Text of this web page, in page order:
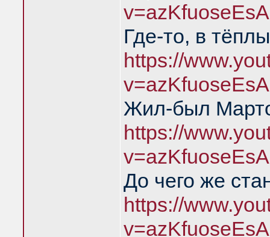
Где-то, в
https://
Жил-был
https://
До чего же
https://